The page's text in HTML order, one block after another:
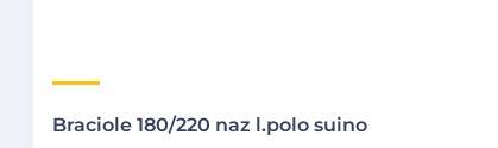
Braciole 180/220 naz l.polo suino